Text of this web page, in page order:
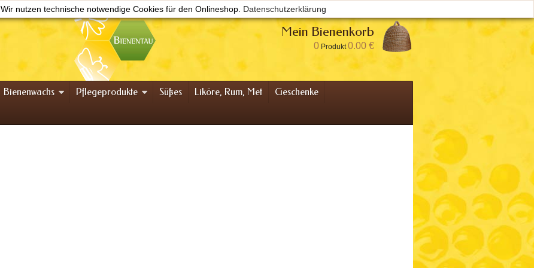
Wir nutzen technische notwendige Cookies für den Onlineshop. Datenschutzerklärung
Willkommen
Mein Bienenkorb
0 Produkt0.00 €
Bienenwachs Pflegeprodukte Süßes Liköre, Rum, Met
Geschenke